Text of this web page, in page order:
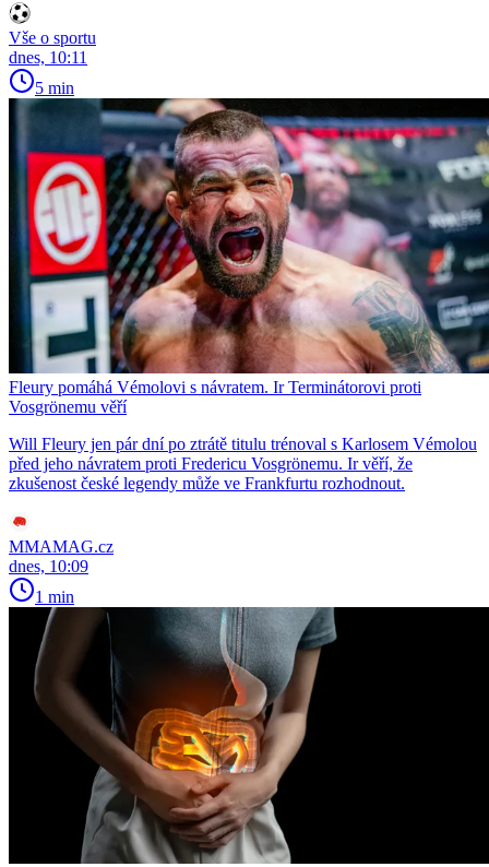
Vše o sportu
dnes, 10:11
5 min
Fleury pomáhá Vémolovi s návratem. Ir Terminátorovi proti
Vosgrönemu věří
Will Fleury jen pár dní po ztrátě titulu trénoval s Karlosem Vémolou
před jeho návratem proti Fredericu Vosgrönemu. Ir věří, že
zkušenost české legendy může ve Frankfurtu rozhodnout.
MMAMAG.cz
dnes, 10:09
1 min